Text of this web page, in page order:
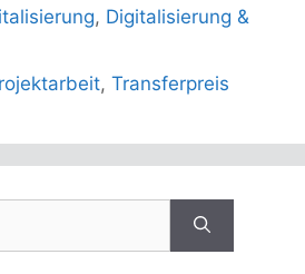
, Digitalisierung &
,Transferpreis